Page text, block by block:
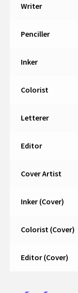
Writer
Penciller
Inker
Colorist
Letterer
Editor
Cover Artist
Inker (Cover)
Colorist (Cover)
Editor (Cover)